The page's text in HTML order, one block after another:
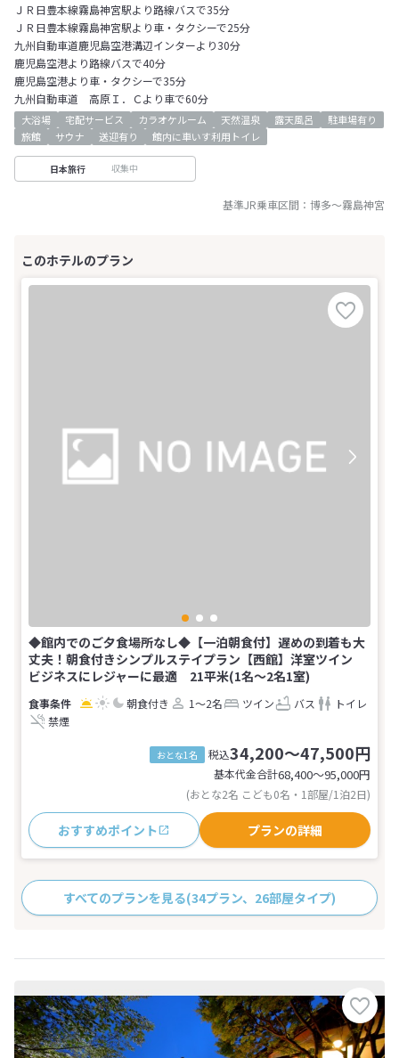
ＪＲ日豊本線霧島神宮駅より路線バスで35分
ＪＲ日豊本線霧島神宮駅より車・タクシーで25分
九州自動車道鹿児島空港溝辺インターより30分
鹿児島空港より路線バスで40分
鹿児島空港より車・タクシーで35分
九州自動車道 高原Ｉ．Ｃより車で60分
大浴場 宅配サービス カラオケルーム 天然温泉 露天風呂
駐車場有り
旅館
サウナ 送迎有り 館内に車いす利用トイレ
日本旅行 収集中
基準JR乗車区間： 博多～霧島神宮
◆館内でのご夕食場所なし◆【一泊朝食付】遅めの到着も大
丈夫！朝食付きシンプルステイプラン【西館】洋室ツイン
ビジネスにレジャーに最適 21平米(1名～2名1室)
朝食付き 1～2名 ツイン バス
トイレ
禁煙
おとな1名 税込34,200～47,500円
基本代金合計68,400〜95,000円
(おとな2名 こども0名・1部屋/1泊2日)
おすすめポイント プランの詳細
すべてのプランを見る(34プラン、26部屋タイプ)